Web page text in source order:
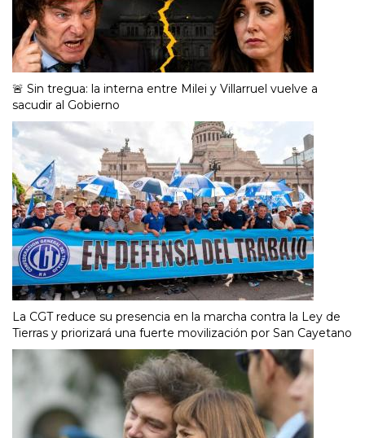
🚨 Sin tregua: la interna entre Milei y Villarruel vuelve a
sacudir al Gobierno
La CGT reduce su presencia en la marcha contra la Ley de
Tierras y priorizará una fuerte movilización por San Cayetano